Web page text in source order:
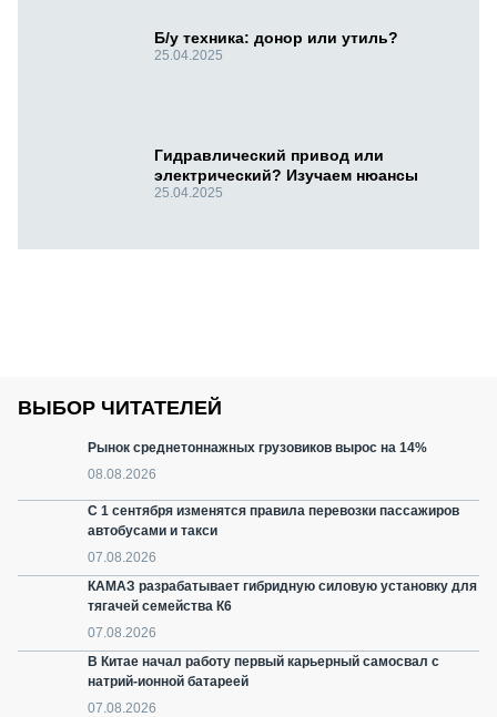
Б/у техника: донор или утиль?
25.04.2025
Гидравлический привод или
электрический? Изучаем нюансы
25.04.2025
ВЫБОР ЧИТАТЕЛЕЙ
Рынок среднетоннажных грузовиков вырос на 14%
08.08.2026
С 1 сентября изменятся правила перевозки пассажиров
автобусами и такси
07.08.2026
КАМАЗ разрабатывает гибридную силовую установку для
тягачей семейства К6
07.08.2026
В Китае начал работу первый карьерный самосвал с
натрий-ионной батареей
07.08.2026